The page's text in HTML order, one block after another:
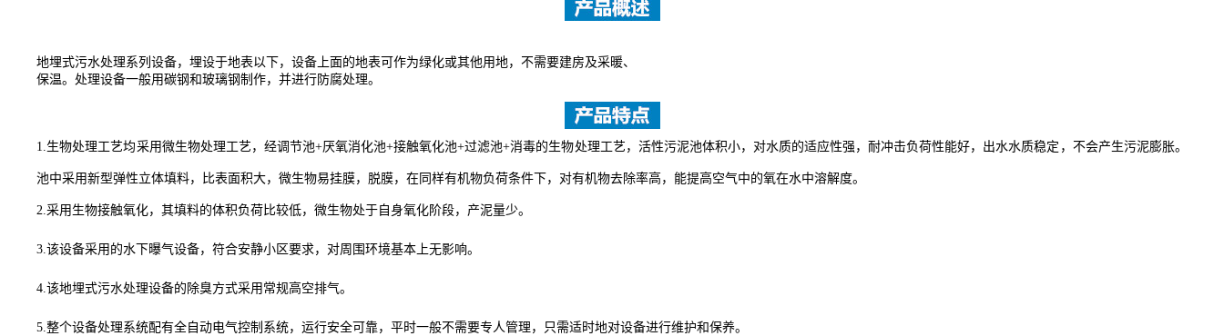
地埋式污水处理系列设备，埋设于地表以下，设备上面的地表可作为绿化或其他用地，不需要建房及采暖、
保温。处理设备一般用碳钢和玻璃钢制作，并进行防腐处理。
1.生物处理工艺均采用微生物处理工艺，经调节池+厌氧消化池+接触氧化池+过滤池+消毒的生物处理工艺， 活性污泥池体积小，对水质的适应性强，耐冲击负荷性能好，出水水质稳定，不会产生污泥膨胀。
池中采用新型弹性立体填料，比表面积大，微生物易挂膜，脱膜，在同样有机物负荷条件下，对有机物去除率高，能提高空气中的氧在水中溶解度。
2.采用生物接触氧化，其填料的体积负荷比较低，微生物处于自身氧化阶段，产泥量少。
3.该设备采用的水下曝气设备，符合安静小区要求，对周围环境基本上无影响。
4.该地埋式污水处理设备的除臭方式采用常规高空排气。
5.整个设备处理系统配有全自动电气控制系统，运行安全可靠，平时一般不需要专人管理，只需适时地对设备进行维护和保养。